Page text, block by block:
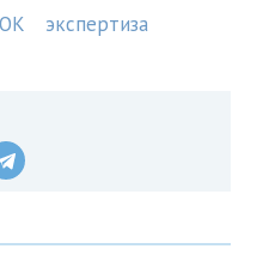
экспертиза